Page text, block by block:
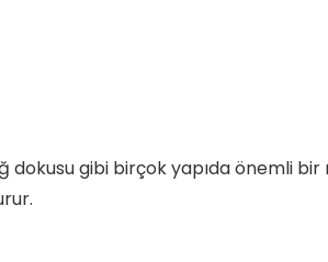
gibi birçok yapıda önemli bir